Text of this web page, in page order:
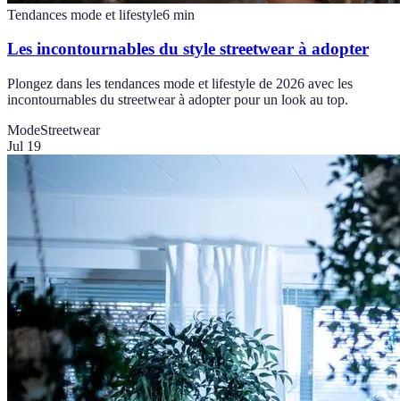
Tendances mode et lifestyle6 min
Les incontournables du style streetwear à adopter
Plongez dans les tendances mode et lifestyle de 2026 avec les
incontournables du streetwear à adopter pour un look au top.
ModeStreetwear
Jul 19